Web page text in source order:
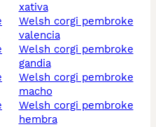
xativa
welsh corgi pembroke
valencia
welsh corgi pembroke
gandia
welsh corgi pembroke
macho
welsh corgi pembroke
hembra